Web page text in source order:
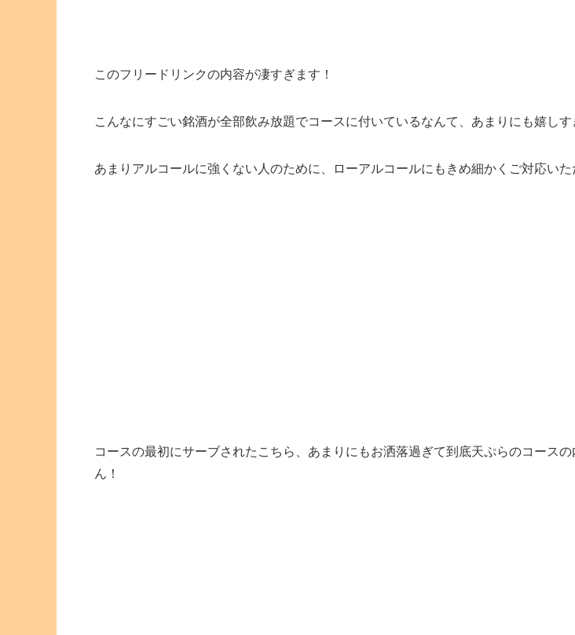
このフリードリンクの内容が凄すぎます！
こんなにすごい銘酒が全部飲み放題でコースに付いているなんて、あまりにも嬉しす
あまりアルコールに強くない人のために、ローアルコールにもきめ細かくご対応いた
コースの最初にサーブされたこちら、あまりにもお洒落過ぎて到底天ぷらのコース
ん！